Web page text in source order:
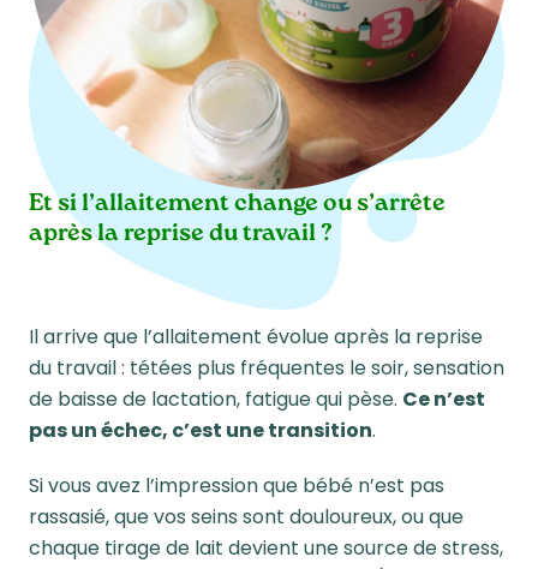
Et si l’allaitement change ou s’arrête
après la reprise du travail ?
Il arrive que l’allaitement évolue après la reprise
du travail : tétées plus fréquentes le soir, sensation
de baisse de lactation, fatigue qui pèse. Ce n’est
pas un échec, c’est une transition.
Si vous avez l’impression que bébé n’est pas
rassasié, que vos seins sont douloureux, ou que
chaque tirage de lait devient une source de stress,